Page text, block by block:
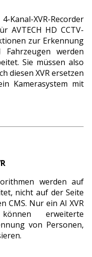
Kanal-XVR-Recorder
AVTECH HD CCTV-
zur Erkennung
werden
Sie müssen also
diesen XVR ersetzen
Kamerasystem mit
werden auf
nicht auf der Seite
CMS. Nur ein AI XVR
erweiterte
von Personen,